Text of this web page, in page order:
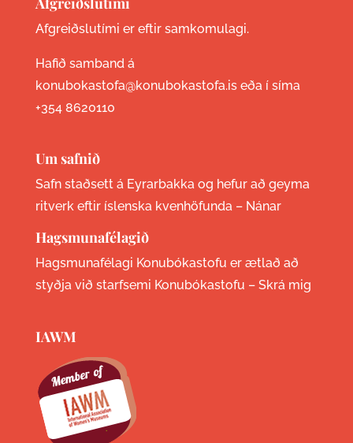
Afgreiðslutími er eftir samkomulagi.
Hafið samband á
konubokastofa@konubokastofa.is eða í síma
+354 8620110
Um safnið
Safn staðsett á Eyrarbakka og hefur að geyma
ritverk eftir íslenska kvenhöfunda – Nánar
Hagsmunafélagið
Hagsmunafélagi Konubókastofu er ætlað að
styðja við starfsemi Konubókastofu – Skrá mig
IAWM